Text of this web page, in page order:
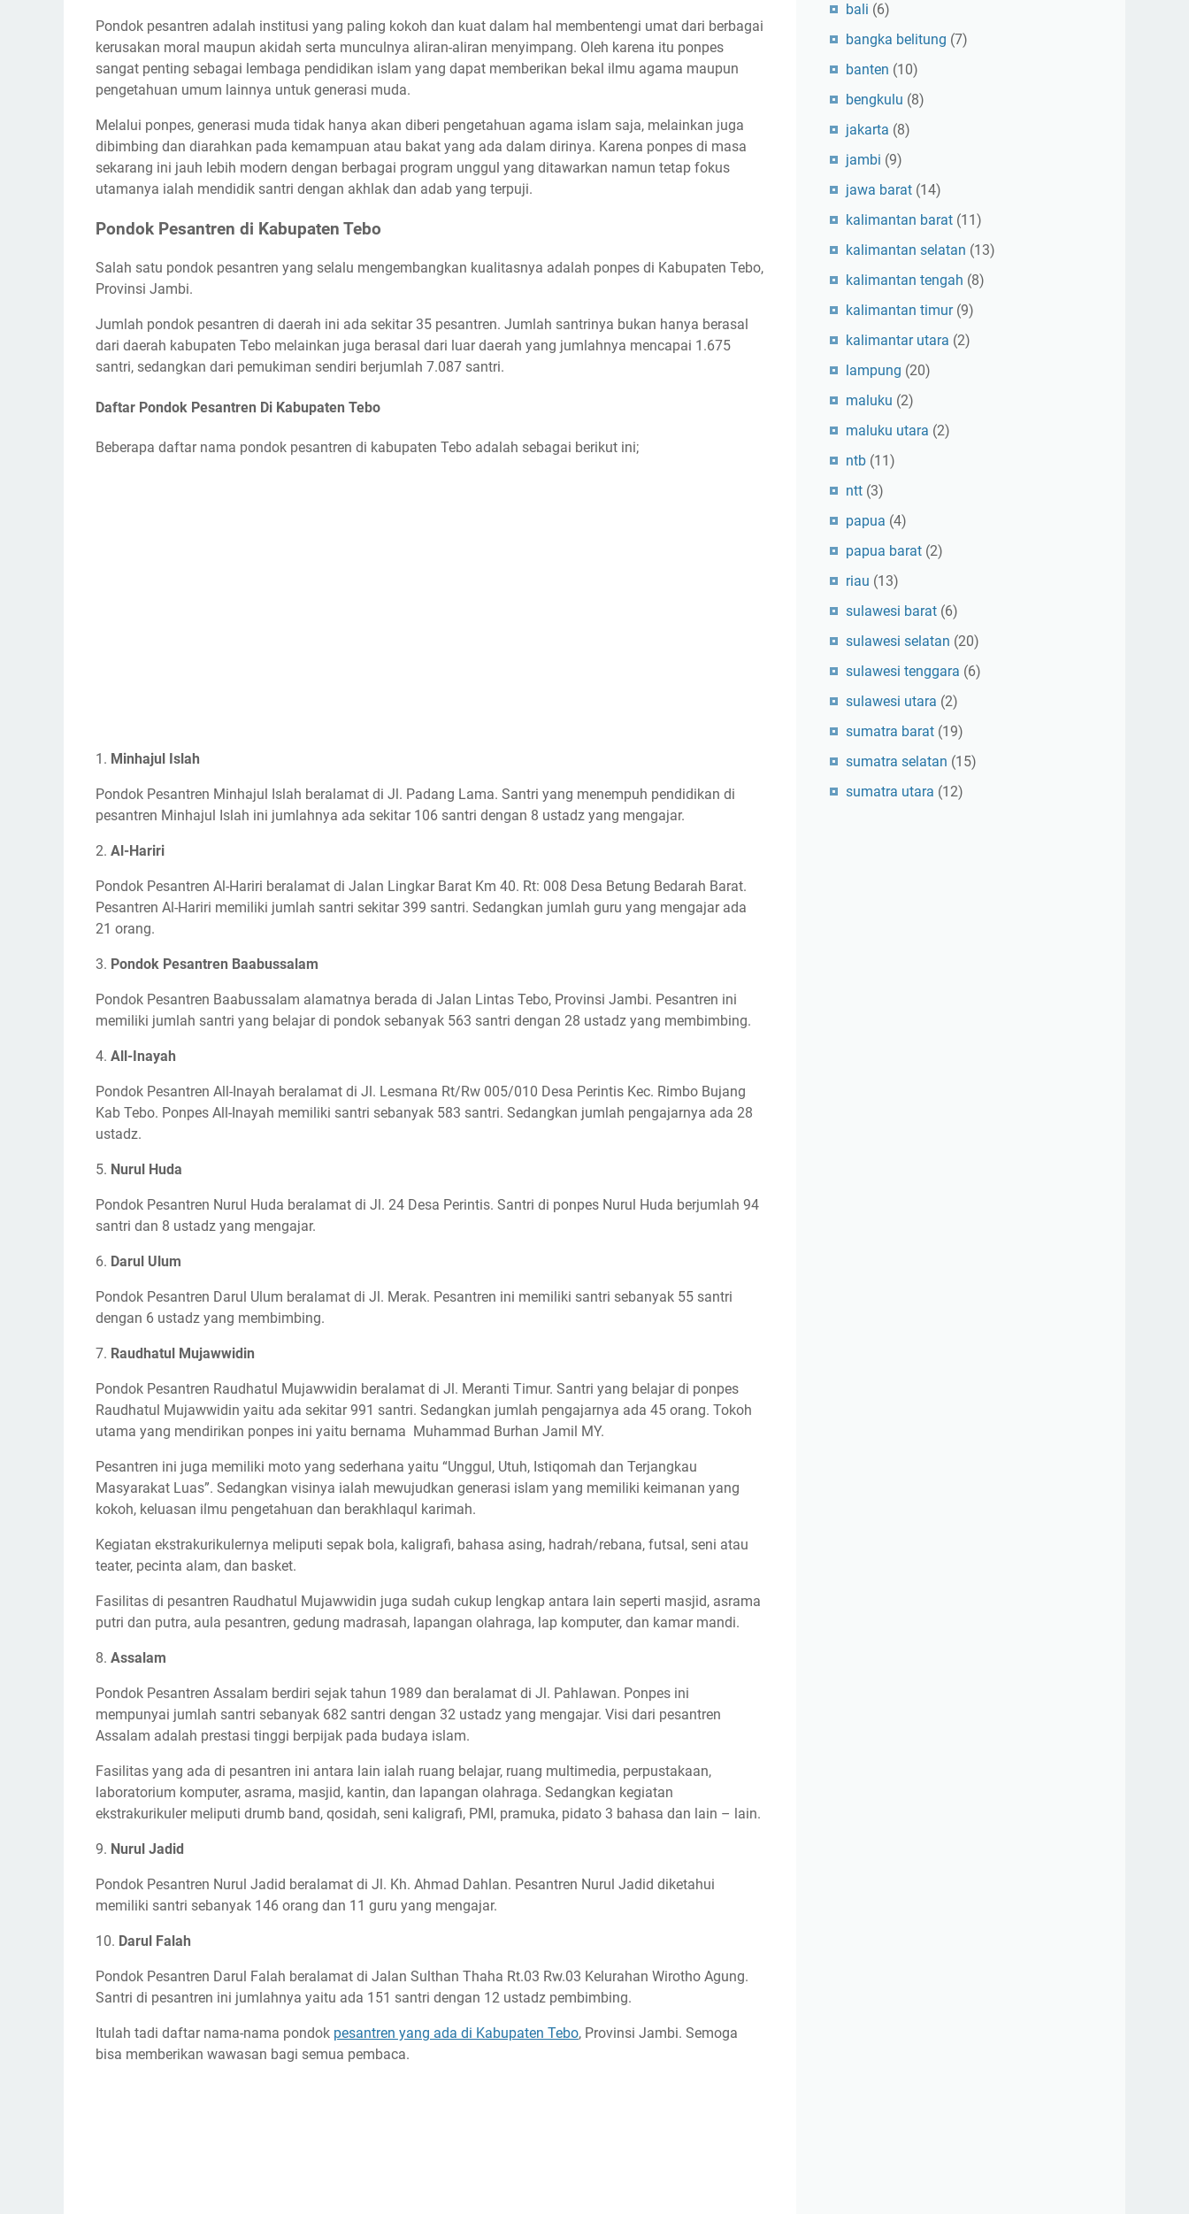
Pondok pesantren adalah institusi yang paling kokoh dan kuat dalam hal membentengi umat dari berbagai
kerusakan moral maupun akidah serta munculnya aliran-aliran menyimpang. Oleh karena itu ponpes
sangat penting sebagai lembaga pendidikan islam yang dapat memberikan bekal ilmu agama maupun
pengetahuan umum lainnya untuk generasi muda.
Melalui ponpes, generasi muda tidak hanya akan diberi pengetahuan agama islam saja, melainkan juga
dibimbing dan diarahkan pada kemampuan atau bakat yang ada dalam dirinya. Karena ponpes di masa
sekarang ini jauh lebih modern dengan berbagai program unggul yang ditawarkan namun tetap fokus
utamanya ialah mendidik santri dengan akhlak dan adab yang terpuji.
Pondok Pesantren di Kabupaten Tebo
Salah satu pondok pesantren yang selalu mengembangkan kualitasnya adalah ponpes di Kabupaten Tebo,
Provinsi Jambi.
Jumlah pondok pesantren di daerah ini ada sekitar 35 pesantren. Jumlah santrinya bukan hanya berasal
dari daerah kabupaten Tebo melainkan juga berasal dari luar daerah yang jumlahnya mencapai 1.675
santri, sedangkan dari pemukiman sendiri berjumlah 7.087 santri.
Daftar Pondok Pesantren Di Kabupaten Tebo
Beberapa daftar nama pondok pesantren di kabupaten Tebo adalah sebagai berikut ini;
1. Minhajul Islah
Pondok Pesantren Minhajul Islah beralamat di Jl. Padang Lama. Santri yang menempuh pendidikan di
pesantren Minhajul Islah ini jumlahnya ada sekitar 106 santri dengan 8 ustadz yang mengajar.
2. Al-Hariri
Pondok Pesantren Al-Hariri beralamat di Jalan Lingkar Barat Km 40. Rt: 008 Desa Betung Bedarah Barat.
Pesantren Al-Hariri memiliki jumlah santri sekitar 399 santri. Sedangkan jumlah guru yang mengajar ada
21 orang.
3. Pondok Pesantren Baabussalam
Pondok Pesantren Baabussalam alamatnya berada di Jalan Lintas Tebo, Provinsi Jambi. Pesantren ini
memiliki jumlah santri yang belajar di pondok sebanyak 563 santri dengan 28 ustadz yang membimbing.
4. All-Inayah
Pondok Pesantren All-Inayah beralamat di Jl. Lesmana Rt/Rw 005/010 Desa Perintis Kec. Rimbo Bujang
Kab Tebo. Ponpes All-Inayah memiliki santri sebanyak 583 santri. Sedangkan jumlah pengajarnya ada 28
ustadz.
5. Nurul Huda
Pondok Pesantren Nurul Huda beralamat di Jl. 24 Desa Perintis. Santri di ponpes Nurul Huda berjumlah 94
santri dan 8 ustadz yang mengajar.
6. Darul Ulum
Pondok Pesantren Darul Ulum beralamat di Jl. Merak. Pesantren ini memiliki santri sebanyak 55 santri
dengan 6 ustadz yang membimbing.
7. Raudhatul Mujawwidin
Pondok Pesantren Raudhatul Mujawwidin beralamat di Jl. Meranti Timur. Santri yang belajar di ponpes
Raudhatul Mujawwidin yaitu ada sekitar 991 santri. Sedangkan jumlah pengajarnya ada 45 orang. Tokoh
utama yang mendirikan ponpes ini yaitu bernama Muhammad Burhan Jamil MY.
Pesantren ini juga memiliki moto yang sederhana yaitu “Unggul, Utuh, Istiqomah dan Terjangkau
Masyarakat Luas”. Sedangkan visinya ialah mewujudkan generasi islam yang memiliki keimanan yang
kokoh, keluasan ilmu pengetahuan dan berakhlaqul karimah.
Kegiatan ekstrakurikulernya meliputi sepak bola, kaligrafi, bahasa asing, hadrah/rebana, futsal, seni atau
teater, pecinta alam, dan basket.
Fasilitas di pesantren Raudhatul Mujawwidin juga sudah cukup lengkap antara lain seperti masjid, asrama
putri dan putra, aula pesantren, gedung madrasah, lapangan olahraga, lap komputer, dan kamar mandi.
8. Assalam
Pondok Pesantren Assalam berdiri sejak tahun 1989 dan beralamat di Jl. Pahlawan. Ponpes ini
mempunyai jumlah santri sebanyak 682 santri dengan 32 ustadz yang mengajar. Visi dari pesantren
Assalam adalah prestasi tinggi berpijak pada budaya islam.
Fasilitas yang ada di pesantren ini antara lain ialah ruang belajar, ruang multimedia, perpustakaan,
laboratorium komputer, asrama, masjid, kantin, dan lapangan olahraga. Sedangkan kegiatan
ekstrakurikuler meliputi drumb band, qosidah, seni kaligrafi, PMI, pramuka, pidato 3 bahasa dan lain – lain.
9. Nurul Jadid
Pondok Pesantren Nurul Jadid beralamat di Jl. Kh. Ahmad Dahlan. Pesantren Nurul Jadid diketahui
memiliki santri sebanyak 146 orang dan 11 guru yang mengajar.
10. Darul Falah
Pondok Pesantren Darul Falah beralamat di Jalan Sulthan Thaha Rt.03 Rw.03 Kelurahan Wirotho Agung.
Santri di pesantren ini jumlahnya yaitu ada 151 santri dengan 12 ustadz pembimbing.
Itulah tadi daftar nama-nama pondok pesantren yang ada di Kabupaten Tebo, Provinsi Jambi. Semoga
bisa memberikan wawasan bagi semua pembaca.
bali (6)
bangka belitung (7)
banten (10)
bengkulu (8)
jakarta (8)
jambi (9)
jawa barat (14)
kalimantan barat (11)
kalimantan selatan (13)
kalimantan tengah (8)
kalimantan timur (9)
kalimantar utara (2)
lampung (20)
maluku (2)
maluku utara (2)
ntb (11)
ntt (3)
papua (4)
papua barat (2)
riau (13)
sulawesi barat (6)
sulawesi selatan (20)
sulawesi tenggara (6)
sulawesi utara (2)
sumatra barat (19)
sumatra selatan (15)
sumatra utara (12)